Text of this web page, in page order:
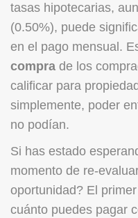
tasas hipotecarias,
(0.50%), puede
en el pago mensual.
compra de los
calificar para
simplemente, poder
no podían.
Si has estado
momento de re-
oportunidad? El
cuánto puedes pagar